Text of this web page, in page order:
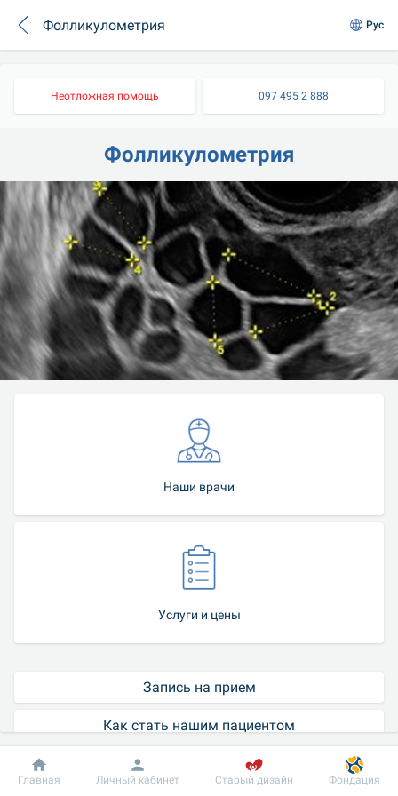
Фолликулометрия Рус
Неотложная помощь 097 495 2 888
Фолликулометрия
Наши врачи
Услуги и цены
Запись на прием
Как стать нашим пациентом
Контакт-центр
Добробут
Информация Пациенту
Главная Личный кабинет Старый дизайн Фондация